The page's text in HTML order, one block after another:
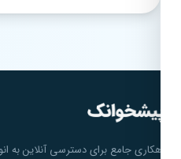
جامع برای دسترسی آنلاین به انواع